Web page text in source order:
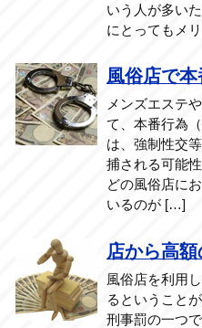
いう人が多い
にとってもメ
風俗店で
メンズエステ
て、本番行為
は、強制性交
捕される可能
どの風俗店に
いるのが […]
店から高
風俗店を利用
るということ
刑事罰の一つ